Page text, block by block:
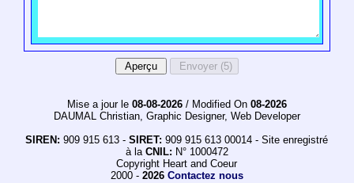
Mise a jour le 08-08-2026/ Modified On 08-2026
DAUMAL Christian, Graphic Designer, Web Developer
SIREN: 909 915 613 -SIRET: 909 915 613 00014 - Site enregistré
à la CNIL: N° 1000472
Copyright Heart and Coeur
2000 - 2026 Contactez nous